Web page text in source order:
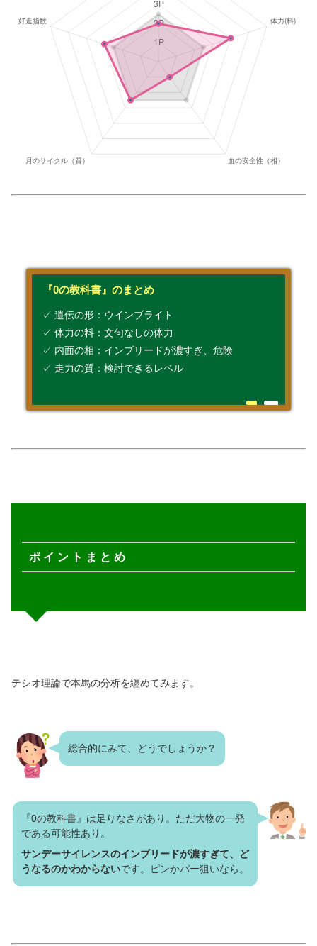
『0の教科書』のまとめ
✓ 遺伝の形：ウインブライト
✓ 体力の料：文句なしの体力
✓ 内面の相：インブリードが濃すぎ、危険
✓ 走力の質：検討できるレベル
ポ イ ン ト ま と め
テシオ理論で本馬の分析を纏めてみます。
総合的にみて、どうでしょうか？
『0の教科書』は足りなさがあり。ただ大物の一発
である可能性あり。
サンデーサイレンスのインブリードが濃すぎて、ど
うなるのかわからないです。ピンかパー狙いなら。